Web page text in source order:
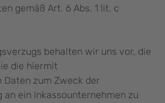
gemäß Art. 6 Abs. 1 lit. c
behalten wir uns vor, die
die hiermit
Daten zum Zweck der
an ein Inkassounternehmen zu